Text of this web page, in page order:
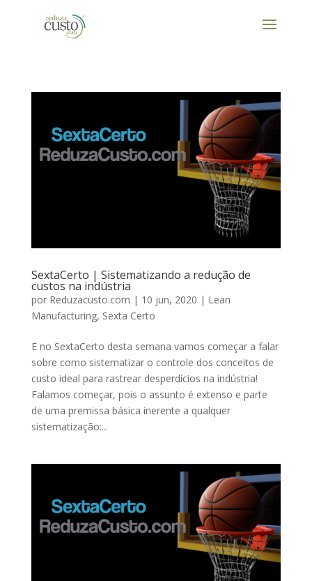
SextaCerto | Sistematizando a redução de
custos na indústria
por Reduzacusto.com | 10 jun, 2020 | Lean
Manufacturing, Sexta Certo
E no SextaCerto desta semana vamos começar a falar
sobre como sistematizar o controle dos conceitos de
custo ideal para rastrear desperdícios na indústria!
Falamos começar, pois o assunto é extenso e parte
de uma premissa básica inerente a qualquer
sistematização:...